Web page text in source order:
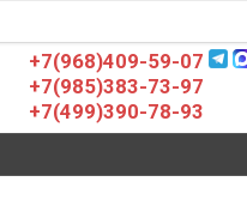
+7(968)409-59-07
+7(985)383-73-97
+7(499)390-78-93